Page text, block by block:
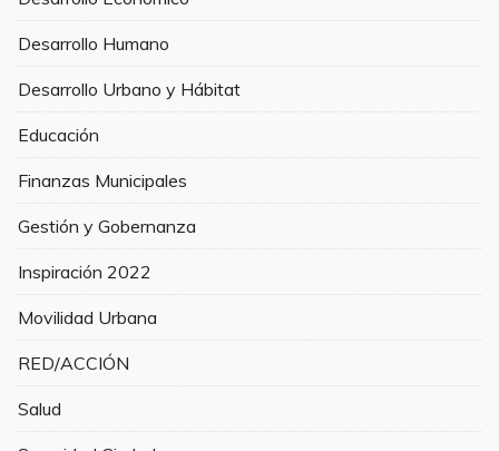
Desarrollo Humano
Desarrollo Urbano y Hábitat
Educación
Finanzas Municipales
Gestión y Gobernanza
Inspiración 2022
Movilidad Urbana
RED/ACCIÓN
Salud